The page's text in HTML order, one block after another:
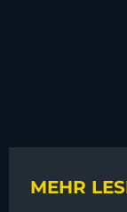
MEHR